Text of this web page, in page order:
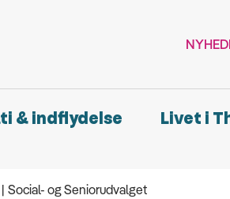
& indflydelse Livet i
Social- og Seniorudvalget